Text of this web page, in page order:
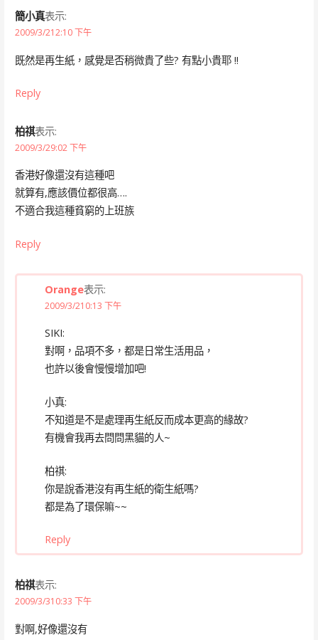
簡小真表示:
2009/3/212:10 下午
既然是再生紙，感覺是否稍微貴了些? 有點小貴耶 !!
Reply
柏祺表示:
2009/3/29:02 下午
香港好像還沒有這種吧
就算有,應該價位都很高….
不適合我這種貧窮的上班族
Reply
Orange表示:
2009/3/210:13 下午
SIKI:
對啊，品項不多，都是日常生活用品，
也許以後會慢慢增加吧!
小真:
不知道是不是處理再生紙反而成本更高的緣故?
有機會我再去問問黑貓的人~
柏祺:
你是說香港沒有再生紙的衛生紙嗎?
都是為了環保嘛~~
Reply
柏祺表示:
2009/3/310:33 下午
對啊,好像還沒有